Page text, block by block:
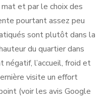
et par le choix des
pourtant assez peu
sont plutôt dans la
du quartier dans
l’accueil, froid et
visite un effort
(voir les avis Google